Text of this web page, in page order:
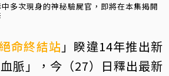
中多次現身的神秘驗屍官，即將在本集揭開
命終結站 」睽違14年推出新
脈」，今（27）日釋出最新